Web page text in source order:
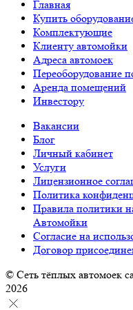
Главная
Купить
Комплектующие
Клиенту автомойки
Адреса автомоек
Переоборудование
Аренда помещений
Инвестору
Вакансии
Блог
Личный кабинет
Услуги
Лицензионное
Политика
Правила политики
Автомойки
Согласие на
Договор
© Сеть тёплых автомоек
2026